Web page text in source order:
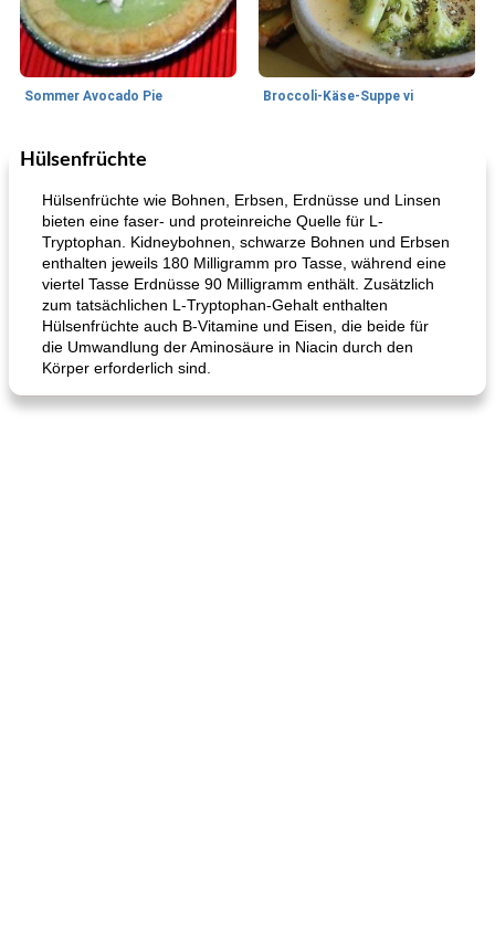
Sommer Avocado Pie Broccoli-Käse-Suppe vi
Kurs
Karamell-Brownie-Kuchen
Hülsenfrüchte
Hülsenfrüchte wie Bohnen, Erbsen, Erdnüsse und Linsen
bieten eine faser- und proteinreiche Quelle für L-
Tryptophan. Kidneybohnen, schwarze Bohnen und Erbsen
enthalten jeweils 180 Milligramm pro Tasse, während eine
viertel Tasse Erdnüsse 90 Milligramm enthält. Zusätzlich
zum tatsächlichen L-Tryptophan-Gehalt enthalten
Hülsenfrüchte auch B-Vitamine und Eisen, die beide für
die Umwandlung der Aminosäure in Niacin durch den
Körper erforderlich sind.